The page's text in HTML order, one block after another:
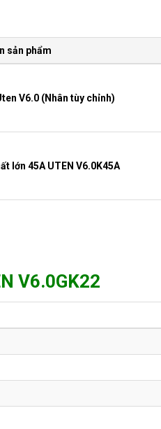
sản phẩm
V6.0 (Nhân tùy chỉnh)
lớn 45A UTEN V6.0K45A
co thể UTEN V6.0G-1DH
V6.0GK22